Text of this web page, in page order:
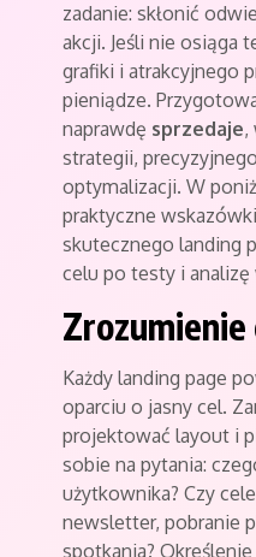
zadanie: skłonić
akcji. Jeśli nie osiąga
grafiki i atrakcyjnego
pieniądze.
naprawdę sprzedaje,
strategii,
optymalizacji. W
praktyczne
skutecznego landing
celu po testy i analizę
Każdy landing page
oparciu o jasny cel.
projektować layout i
sobie na pytania:
użytkownika? Czy
newsletter, pobranie
spotkania?